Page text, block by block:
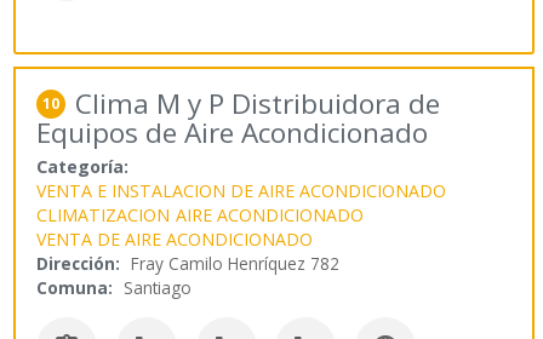
10 Clima M y P Distribuidora de
Equipos de Aire Acondicionado
Categoría:
VENTA E INSTALACION DE AIRE ACONDICIONADO
CLIMATIZACION AIRE ACONDICIONADO
VENTA DE AIRE ACONDICIONADO
Dirección: Fray Camilo Henríquez 782
Comuna: Santiago